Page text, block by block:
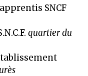
SNCF
quartier du